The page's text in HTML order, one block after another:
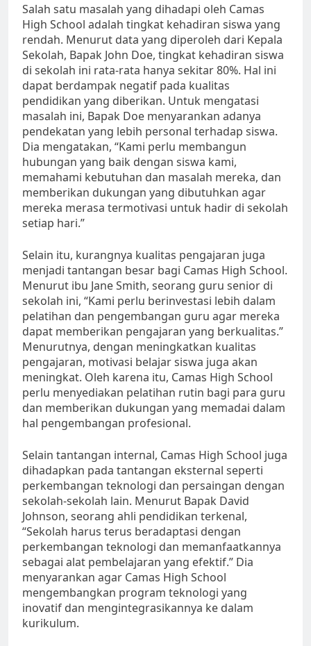
Salah satu masalah yang dihadapi oleh Camas
High School adalah tingkat kehadiran siswa yang
rendah. Menurut data yang diperoleh dari Kepala
Sekolah, Bapak John Doe, tingkat kehadiran siswa
di sekolah ini rata-rata hanya sekitar 80%. Hal ini
dapat berdampak negatif pada kualitas
pendidikan yang diberikan. Untuk mengatasi
masalah ini, Bapak Doe menyarankan adanya
pendekatan yang lebih personal terhadap siswa.
Dia mengatakan, “Kami perlu membangun
hubungan yang baik dengan siswa kami,
memahami kebutuhan dan masalah mereka, dan
memberikan dukungan yang dibutuhkan agar
mereka merasa termotivasi untuk hadir di sekolah
setiap hari.”
Selain itu, kurangnya kualitas pengajaran juga
menjadi tantangan besar bagi Camas High School.
Menurut ibu Jane Smith, seorang guru senior di
sekolah ini, “Kami perlu berinvestasi lebih dalam
pelatihan dan pengembangan guru agar mereka
dapat memberikan pengajaran yang berkualitas.”
Menurutnya, dengan meningkatkan kualitas
pengajaran, motivasi belajar siswa juga akan
meningkat. Oleh karena itu, Camas High School
perlu menyediakan pelatihan rutin bagi para guru
dan memberikan dukungan yang memadai dalam
hal pengembangan profesional.
Selain tantangan internal, Camas High School juga
dihadapkan pada tantangan eksternal seperti
perkembangan teknologi dan persaingan dengan
sekolah-sekolah lain. Menurut Bapak David
Johnson, seorang ahli pendidikan terkenal,
“Sekolah harus terus beradaptasi dengan
perkembangan teknologi dan memanfaatkannya
sebagai alat pembelajaran yang efektif.” Dia
menyarankan agar Camas High School
mengembangkan program teknologi yang
inovatif dan mengintegrasikannya ke dalam
kurikulum.